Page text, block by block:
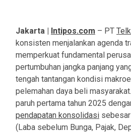
Jakarta | Intipos.com – PT
konsisten menjalankan agenda
memperkuat fundamental
pertumbuhan jangka panjang
tengah tantangan kondisi
pelemahan daya beli
paruh pertama tahun 2025
pendapatan konsolidasi
(Laba sebelum Bunga, Pajak,